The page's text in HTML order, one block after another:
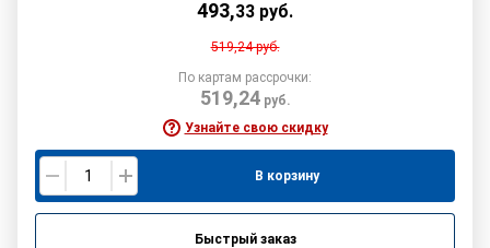
493,33 руб.
519,24руб.
По картам рассрочки:
519,24руб.
Узнайте свою скидку
В корзину
Быстрый заказ